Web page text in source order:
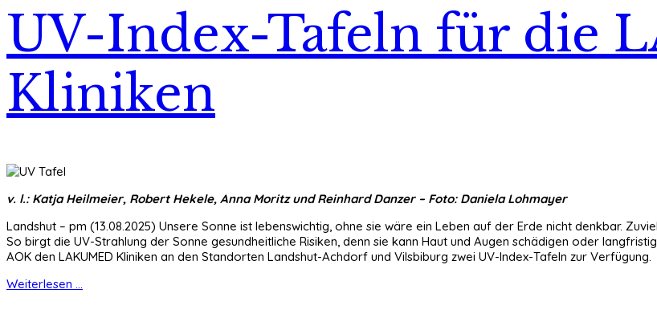
UV-Index-Tafeln für die
Kliniken
v. l.: Katja Heilmeier, Robert Hekele, Anna Moritz und Reinhard Danzer – Foto: Daniela Lohmayer
Landshut – pm (13.08.2025) Unsere Sonne ist lebenswichtig, ohne sie wäre ein Leben auf der Erde nicht denkbar.
So birgt die UV-Strahlung der Sonne gesundheitliche Risiken, denn sie kann Haut und Augen schädigen oder
AOK den LAKUMED Kliniken an den Standorten Landshut-Achdorf und Vilsbiburg zwei UV-Index-Tafeln zur Verfügung.
Weiterlesen ...